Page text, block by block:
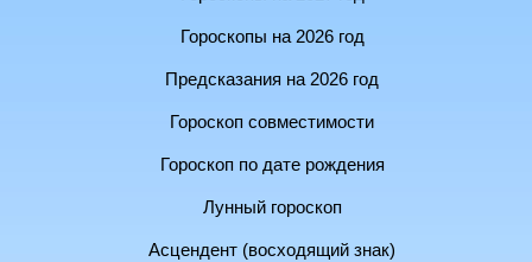
Гороскопы на 2026 год
Предсказания на 2026 год
Гороскоп совместимости
Гороскоп по дате рождения
Лунный гороскоп
Асцендент (восходящий знак)